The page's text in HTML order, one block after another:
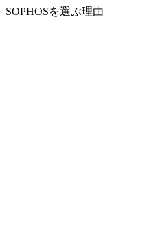
SOPHOSを選ぶ理由